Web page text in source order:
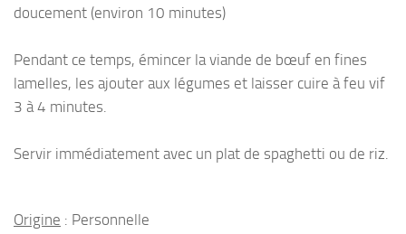
doucement (environ 10 minutes)
Pendant ce temps, émincer la viande de bœuf en fines
lamelles, les ajouter aux légumes et laisser cuire à feu vif
3 à 4 minutes.
Servir immédiatement avec un plat de spaghetti ou de riz.
Origine : Personnelle